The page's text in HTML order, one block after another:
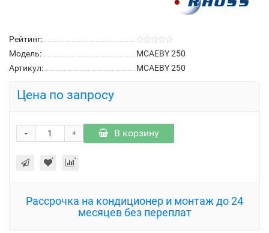
Рейтинг:
Модель:
MCAEBY 250
Артикул:
MCAEBY 250
Цена по запросу
+
- В корзину
Рассрочка на кондиционер и монтаж до 24
месяцев без переплат